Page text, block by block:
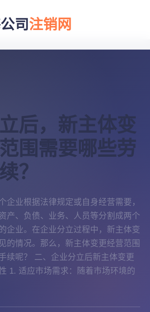
司注销网
后，新主体变
围需要哪些劳
？
企业根据法律规定或自身经营需要，
产、负债、业务、人员等分割成两个
企业。在企业分立过程中，新主体变
的情况。那么，新主体变更经营范围
续呢？ 二、企业分立后新主体变更
1. 适应市场需求：随着市场环境的